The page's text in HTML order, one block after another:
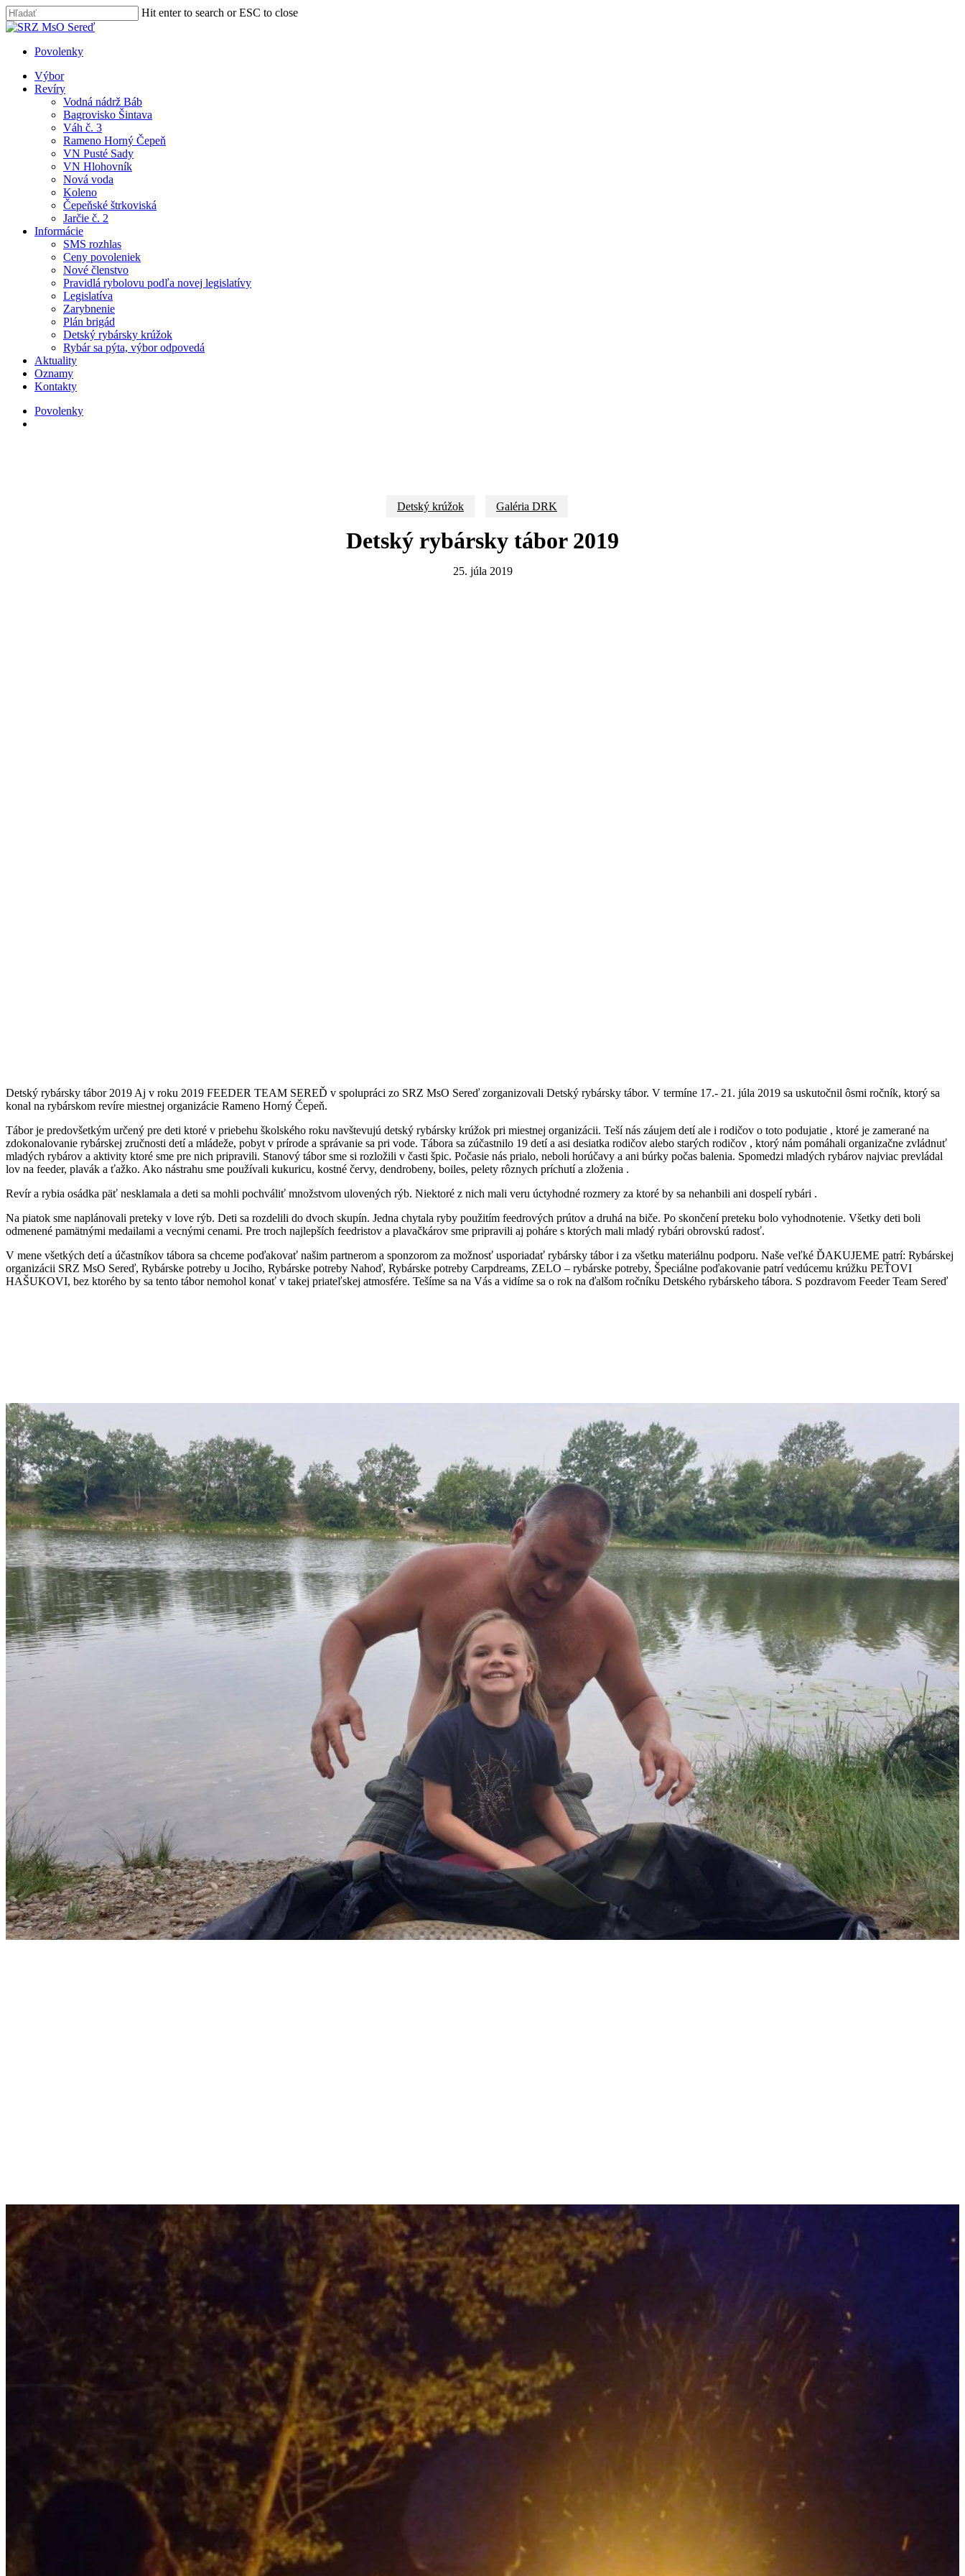
Skip
to
content
Hit enter to search or ESC to close
Close
Povolenky
search
Menu
Výbor
Revíry
Vodná nádrž Báb
Bagrovisko Šintava
Váh č. 3
Rameno Horný Čepeň
VN Pusté Sady
VN Hlohovník
Nová voda
Koleno
Čepeňské štrkoviská
Jarčie č. 2
Informácie
SMS rozhlas
Ceny povoleniek
Nové členstvo
Pravidlá rybolovu podľa novej legislatívy
Legislatíva
Zarybnenie
Plán brigád
Detský rybársky krúžok
Rybár sa pýta, výbor odpovedá
Aktuality
Oznamy
Kontakty
Povolenky
Detský krúžok Galéria DRK
Detský rybársky tábor 2019
25. júla 2019
Detský rybársky tábor 2019 Aj v roku 2019 FEEDER TEAM SEREĎ v spolupráci zo SRZ MsO Sereď zorganizovali Detský rybársky tábor. V termíne 17.- 21. júla 2019 sa uskutočnil ôsmi ročník, ktorý sa
konal na rybárskom revíre miestnej organizácie Rameno Horný Čepeň.
Tábor je predovšetkým určený pre deti ktoré v priebehu školského roku navštevujú detský rybársky krúžok pri miestnej organizácii. Teší nás záujem detí ale i rodičov o toto podujatie , ktoré je zamerané na
zdokonalovanie rybárskej zručnosti detí a mládeže, pobyt v prírode a správanie sa pri vode. Tábora sa zúčastnilo 19 detí a asi desiatka rodičov alebo starých rodičov , ktorý nám pomáhali organizačne zvládnuť
mladých rybárov a aktivity ktoré sme pre nich pripravili. Stanový tábor sme si rozložili v časti špic. Počasie nás prialo, neboli horúčavy a ani búrky počas balenia. Spomedzi mladých rybárov najviac prevládal
lov na feeder, plavák a ťažko. Ako nástrahu sme používali kukuricu, kostné červy, dendrobeny, boiles, pelety rôznych príchutí a zloženia .
Revír a rybia osádka päť nesklamala a deti sa mohli pochváliť množstvom ulovených rýb. Niektoré z nich mali veru úctyhodné rozmery za ktoré by sa nehanbili ani dospelí rybári .
Na piatok sme naplánovali preteky v love rýb. Deti sa rozdelili do dvoch skupín. Jedna chytala ryby použitím feedrových prútov a druhá na biče. Po skončení preteku bolo vyhodnotenie. Všetky deti boli
odmenené pamätnými medailami a vecnými cenami. Pre troch najlepších feedristov a plavačkárov sme pripravili aj poháre s ktorých mali mladý rybári obrovskú radosť.
V mene všetkých detí a účastníkov tábora sa chceme poďakovať našim partnerom a sponzorom za možnosť usporiadať rybársky tábor i za všetku materiálnu podporu. Naše veľké ĎAKUJEME patrí: Rybárskej
organizácii SRZ MsO Sereď, Rybárske potreby u Jociho, Rybárske potreby Nahoď, Rybárske potreby Carpdreams, ZELO – rybárske potreby, Špeciálne poďakovanie patrí vedúcemu krúžku PEŤOVI
HAŠUKOVI, bez ktorého by sa tento tábor nemohol konať v takej priateľskej atmosfére. Tešíme sa na Vás a vidíme sa o rok na ďalšom ročníku Detského rybárskeho tábora. S pozdravom Feeder Team Sereď